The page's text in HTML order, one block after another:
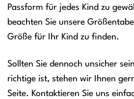
Passform für jedes Kind zu
beachten Sie unsere
Größe für Ihr Kind zu finden.
Sollten Sie dennoch unsicher
richtige ist, stehen wir Ihnen
Seite. Kontaktieren Sie uns